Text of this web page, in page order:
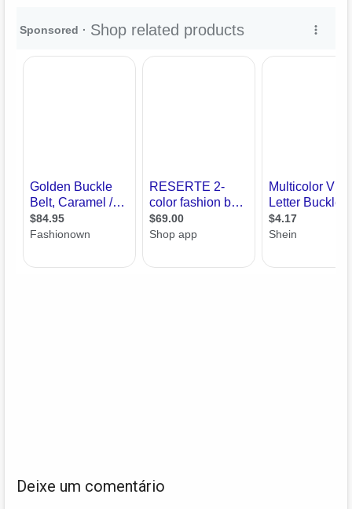
Deixe um comentário